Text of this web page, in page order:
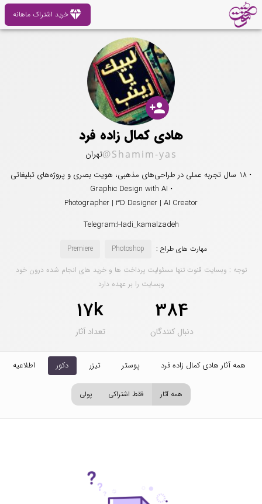
diamondخرید اشتراک ماهانه
person_add
هادی کمال زاده فرد
@Shamim-yasتهران
• 18 سال تجربه عملی در طراحی‌های مذهبی، هویت بصری و پروژه‌های تبلیغاتی
• Graphic Design with AI
Photographer | 3D Designer | AI Creator
Telegram:Hadi_kamalzadeh
مهارت های طراح : Photoshop
Premiere
توجه : وبسایت قنوت تنها مسئولیت پرداخت ها و خرید های انجام شده درون خود
وبسایت را بر عهده دارد
384
دنبال کنندگان
17k
تعداد آثار
همه آثار هادی کمال زاده فرد پوستر تیزر دکور اطلاعیه
همه آثار فقط اشتراکی پولی